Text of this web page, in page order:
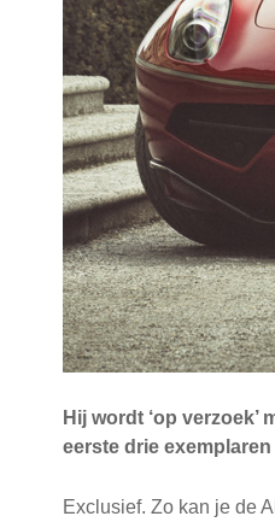
Hij wordt ‘op
eerste drie
Exclusief. Zo kan je de